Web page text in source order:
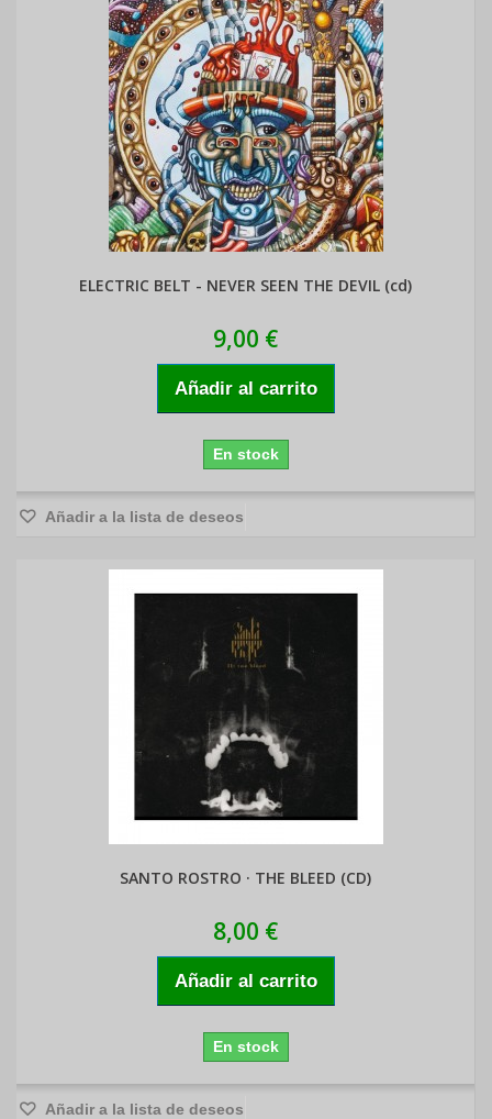
ELECTRIC BELT - NEVER SEEN THE DEVIL (cd)
9,00 €
Añadir al carrito
En stock
Añadir a la lista de deseos
SANTO ROSTRO · THE BLEED (CD)
8,00 €
Añadir al carrito
En stock
Añadir a la lista de deseos